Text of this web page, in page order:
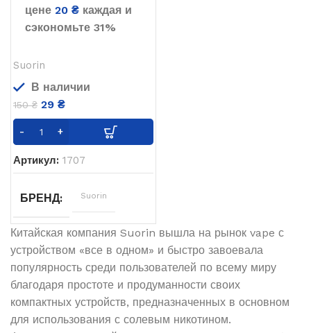
цене 20 ₴ каждая и
сэкономьте 31%
Suorin
В наличии
150₴ 29 ₴
Артикул: 1707
БРЕНД Suorin
Китайская компания Suorin вышла на рынок vape с
устройством «все в одном» и быстро завоевала
популярность среди пользователей по всему миру
благодаря простоте и продуманности своих
компактных устройств, предназначенных в основном
для использования с солевым никотином.